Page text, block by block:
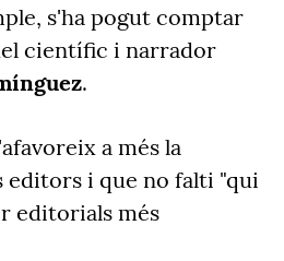
s'ha pogut comptar
científic i narrador
.
a més la
editors i que no falti "qui
editorials més